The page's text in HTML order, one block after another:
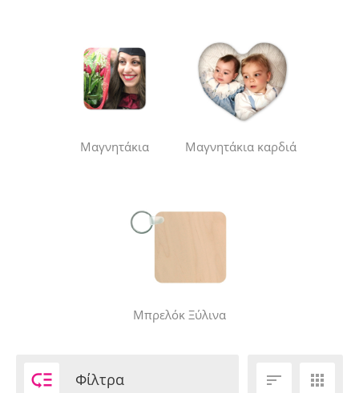
Μαγνητάκια Μαγνητάκια καρδιά
Μπρελόκ Ξύλινα
 Φίλτρα  